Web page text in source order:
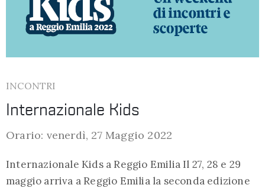
INCONTRI
Internazionale Kids
Orario: venerdì, 27 Maggio 2022
Internazionale Kids a Reggio Emilia Il 27, 28 e 29
maggio arriva a Reggio Emilia la seconda edizione